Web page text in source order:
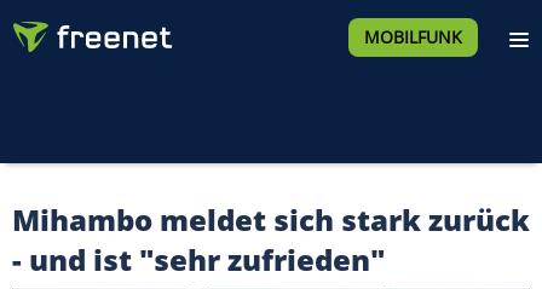
MOBILFUNK
Mihambo meldet sich stark zurück
- und ist "sehr zufrieden"